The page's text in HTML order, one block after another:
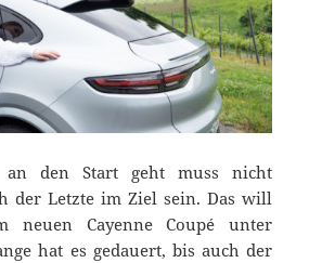
den Start geht muss nicht
der Letzte im Ziel sein. Das will
neuen Cayenne Coupé unter
hat es gedauert, bis auch der